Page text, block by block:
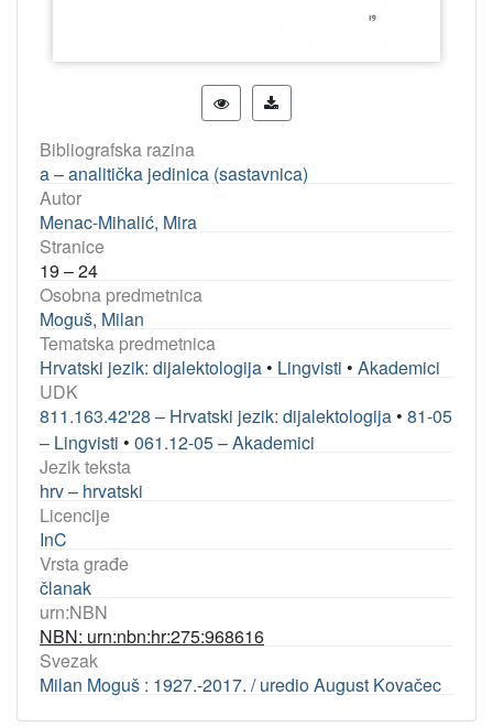
Bibliografska razina
a – analitička jedinica (sastavnica)
Autor
Menac-Mihalić, Mira
Stranice
19 – 24
Osobna predmetnica
Moguš, Milan
Tematska predmetnica
Hrvatski jezik: dijalektologija • Lingvisti • Akademici
UDK
811.163.42'28 – Hrvatski jezik: dijalektologija • 81-05
– Lingvisti • 061.12-05 – Akademici
Jezik teksta
hrv – hrvatski
Licencije
InC
Vrsta građe
članak
urn:NBN
NBN: urn:nbn:hr:275:968616
Svezak
Milan Moguš : 1927.-2017. / uredio August Kovačec